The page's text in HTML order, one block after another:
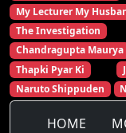
My Lecturer My
The Investigation
Chandragupta Maurya
Thapki Pyar Ki
Naruto Shippuden
HOME